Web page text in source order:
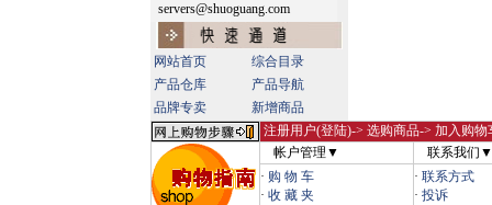
servers@shuoguang.com
网站首页
综合目录
产品仓库
产品导航
品牌专卖
新增商品
注册用户(登陆)-> 选购商品-> 加入购
帐户管理▼
联系我们▼
· 购 物 车
· 收 藏 夹
· 联系方式
· 投诉